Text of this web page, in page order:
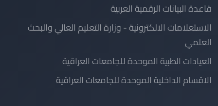
قاعدة البيانات الرقمية العربية
الاستعلامات الالكترونية - وزارة التعليم العالي والبحث
العلمي
العيادات الطبية الموحدة للجامعات العراقية
الاقسام الداخلية الموحدة للجامعات العراقية